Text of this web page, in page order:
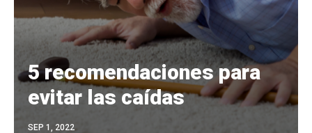
5 recomendaciones para
evitar las caídas
SEP 1, 2022